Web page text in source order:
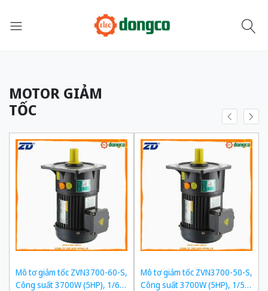
MOTOR GIẢM
TỐC
Mô tơ giảm tốc ZVN3700-60-S,
Công suất 3700W (5HP), 1/60,
Mô tơ giảm tốc ZVN3700-50-S,
Công suất 3700W (5HP), 1/50,